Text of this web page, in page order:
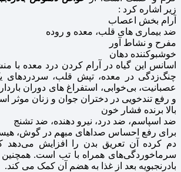
زیر اشاره کرد :
آرام بخش اعصاب
ضد بیماری های قلب، معده و روده
مفرح و نشاط آور
خوشبوکننده دهان
اسانس این گیاه در آرام کردن درد معده
چنگ‌زدگی در معده، تپش قلب، سردردهای
عصبانیت، بی‌خوابی، استفراغ های دوران
و رفع تندخویی در دختران جوان و زنان موثر
بالا برنده فشار خون
ضد اسپاسم، ضد درد، نیرو دهنده، ضد تشنج
برای رفع احساس صداهای مبهم در گوش،
دم کرده آن تعریق بدن را افزایش می‌دهد
سرماخوردگی‌های همراه با تب است.
بادرنجبویه بعد از غذا به هضم آن کمک می‌ کند.